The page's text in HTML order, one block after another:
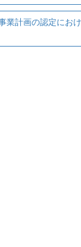
計画の認定にお